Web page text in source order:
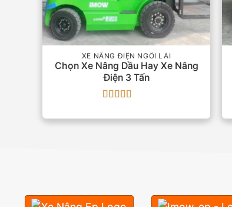
XE NÂNG ĐIỆN NGỒI LÁI
Chọn Xe Nâng Dầu Hay Xe Nâng
Điện 3 Tấn
hạng55 sao